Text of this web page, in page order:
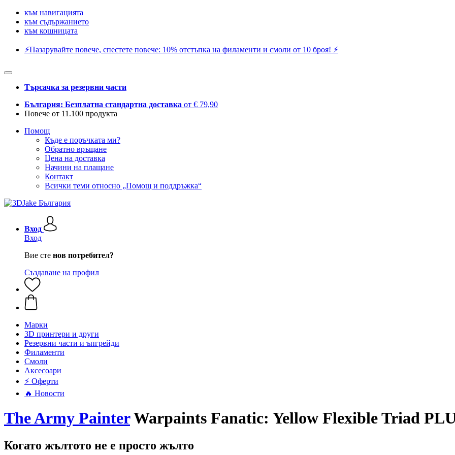
към навигацията
към съдържанието
към кошницата
⚡️Пазарувайте повече, спестете повече: 10% отстъпка на филаменти и смоли от 10 броя! ⚡️
Търсачка за резервни части
България: Безплатна стандартна доставка от € 79,90
Повече от 11.100 продукта
Помощ
Къде е поръчката ми?
Обратно връщане
Цена на доставка
Начини на плащане
Контакт
Всички теми относно „Помощ и поддръжка“
Вход
Вход
Вие сте нов потребител?
Създаване на профил
Mарки
3D принтери и други
Резервни части и ъпгрейди
Филаменти
Смоли
Аксесоари
⚡ Оферти
🔥 Новости
The Army PainterWarpaints Fanatic: Yellow Flexible Triad
Когато жълтото не е просто жълто